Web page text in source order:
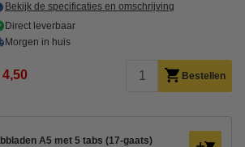
Bekijk de specificaties en omschrijving
Direct leverbaar
Morgen in huis
4,50 Bestellen
A5 met 5 tabs (17-gaats)